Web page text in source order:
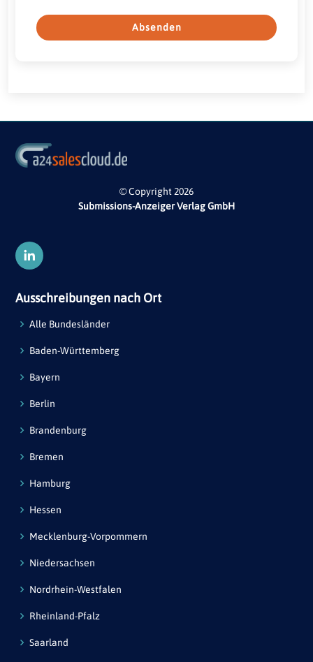
Absenden
© Copyright 2026
Submissions-Anzeiger Verlag GmbH
Ausschreibungen nach Ort
Alle Bundesländer
Baden-Württemberg
Bayern
Berlin
Brandenburg
Bremen
Hamburg
Hessen
Mecklenburg-Vorpommern
Niedersachsen
Nordrhein-Westfalen
Rheinland-Pfalz
Saarland